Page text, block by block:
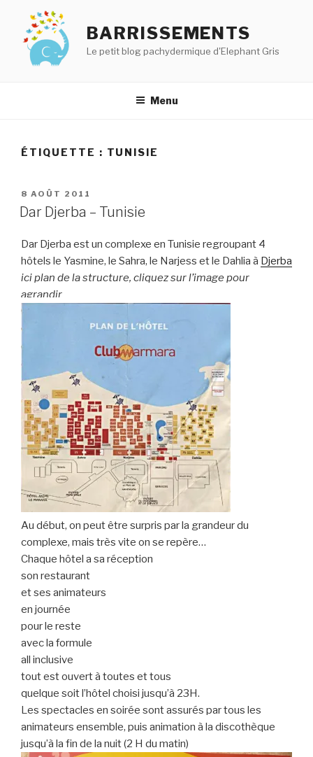
contenu
principal
BARRISSEMENTS
Le petit blog pachydermique d'Elephant Gris
Menu
ÉTIQUETTE : TUNISIE
PUBLIÉ
LE
8 AOÛT 2011
Dar Djerba – Tunisie
Dar Djerba est un complexe en Tunisie regroupant 4
hôtels le Yasmine, le Sahra, le Narjess et le Dahlia à Djerba
ici plan de la structure, cliquez sur l’image pour
agrandir
Au début, on peut être surpris par la grandeur du
complexe, mais très vite on se repère…
Chaque hôtel a sa réception
son restaurant
et ses animateurs
en journée
pour le reste
avec la formule
all inclusive
tout est ouvert à toutes et tous
quelque soit l’hôtel choisi jusqu’à 23H.
Les spectacles en soirée sont assurés par tous les
animateurs ensemble, puis animation à la discothèque
jusqu’à la fin de la nuit (2 H du matin)